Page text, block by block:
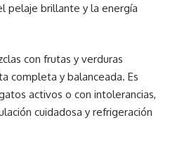
pelaje brillante y la energía
con frutas y verduras
completa y balanceada. Es
activos o con intolerancias,
cuidadosa y refrigeración